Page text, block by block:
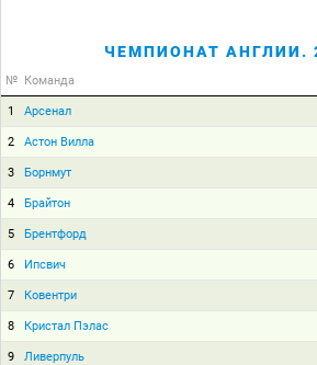
ЧЕМПИОНАТ АНГЛИИ.
№ Команда
1 Арсенал
2 Астон Вилла
3 Борнмут
4 Брайтон
5 Брентфорд
6 Ипсвич
7 Ковентри
8 Кристал Пэлас
9 Ливерпуль